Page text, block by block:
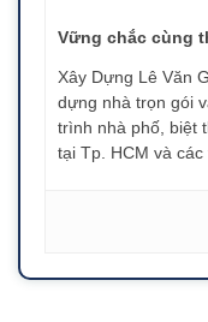
Vững chắc cùng
Xây Dựng Lê Văn
dựng nhà trọn gói
trình nhà phố, biệt
tại Tp. HCM và các